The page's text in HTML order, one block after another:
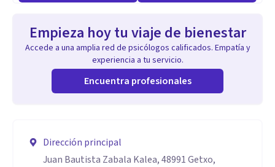
Empieza hoy tu viaje de bienestar
Accede a una amplia red de psicólogos calificados. Empatía y
experiencia a tu servicio.
Encuentra profesionales
Dirección principal
Juan Bautista Zabala Kalea, 48991 Getxo,